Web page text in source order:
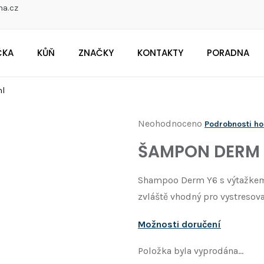
KŮŇ ZNAČKY KONTAKTY PORADNA
Průměrné
hodnocení
produktu
5
Neohodnoceno Podrobnosti
ŠAMPON
Shampoo Derm Y6 s
zvláště vhodný pro
Možnosti doručení
Položka byla vyprodána…
CO POTŘEBUJETE NAJÍT?